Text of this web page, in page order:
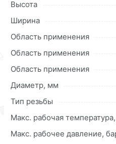
надежность и
быстрый и простой
высокое качество по
«Быстрый заказ». Также
Условия доставки и цены
действительны в Москве и
Наши профессиональные
рекомендуем
Высота
Ширина
Область применения
Область применения
Область применения
Диаметр, мм
Тип резьбы
Макс. рабочая
Макс. рабочее давление,